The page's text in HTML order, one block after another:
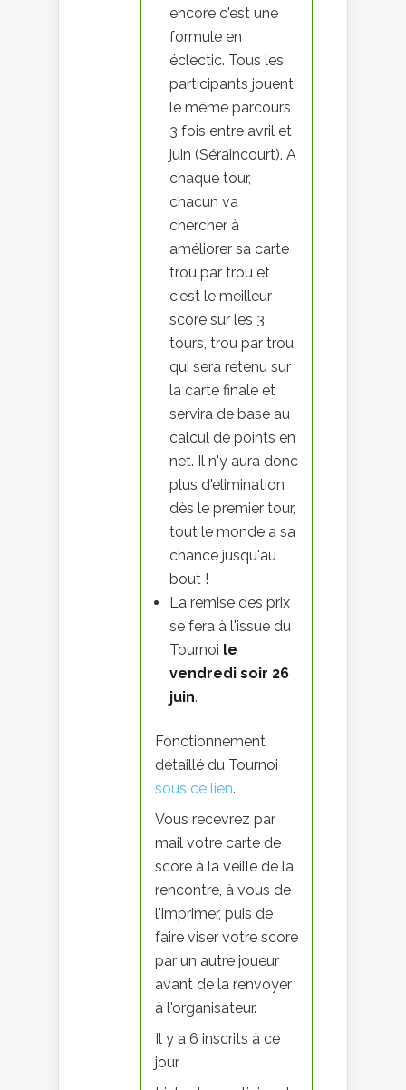
encore c'est une
formule en
éclectic. Tous les
participants jouent
le même parcours
3 fois entre avril et
juin (Séraincourt). A
chaque tour,
chacun va
chercher à
améliorer sa carte
trou par trou et
c'est le meilleur
score sur les 3
tours, trou par trou,
qui sera retenu sur
la carte finale et
servira de base au
calcul de points en
net. Il n'y aura donc
plus d'élimination
dès le premier tour,
tout le monde a sa
chance jusqu'au
bout !
La remise des prix
se fera à l'issue du
Tournoi le
vendredi soir 26
juin.
Fonctionnement
détaillé du Tournoi
sous ce lien.
Vous recevrez par
mail votre carte de
score à la veille de la
rencontre, à vous de
l'imprimer, puis de
faire viser votre score
par un autre joueur
avant de la renvoyer
à l'organisateur.
Il y a 6 inscrits à ce
jour.